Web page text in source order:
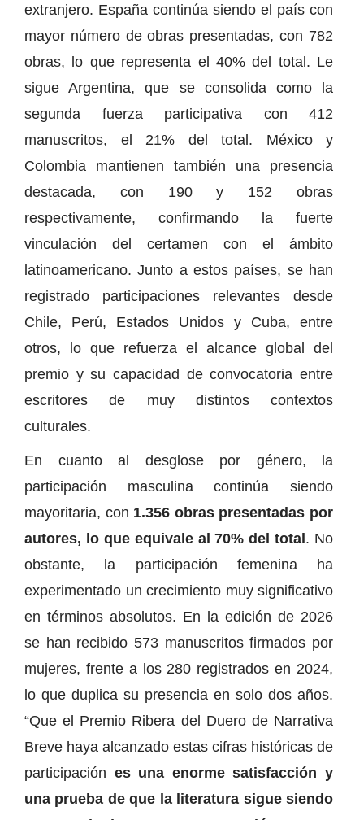
extranjero. España continúa siendo el país con
mayor número de obras presentadas, con 782
obras, lo que representa el 40% del total. Le
sigue Argentina, que se consolida como la
segunda fuerza participativa con 412
manuscritos, el 21% del total. México y
Colombia mantienen también una presencia
destacada, con 190 y 152 obras
respectivamente, confirmando la fuerte
vinculación del certamen con el ámbito
latinoamericano. Junto a estos países, se han
registrado participaciones relevantes desde
Chile, Perú, Estados Unidos y Cuba, entre
otros, lo que refuerza el alcance global del
premio y su capacidad de convocatoria entre
escritores de muy distintos contextos
culturales.
En cuanto al desglose por género, la
participación masculina continúa siendo
mayoritaria, con 1.356 obras presentadas por
autores, lo que equivale al 70% del total. No
obstante, la participación femenina ha
experimentado un crecimiento muy significativo
en términos absolutos. En la edición de 2026
se han recibido 573 manuscritos firmados por
mujeres, frente a los 280 registrados en 2024,
lo que duplica su presencia en solo dos años.
“Que el Premio Ribera del Duero de Narrativa
Breve haya alcanzado estas cifras históricas de
participación es una enorme satisfacción y
una prueba de que la literatura sigue siendo